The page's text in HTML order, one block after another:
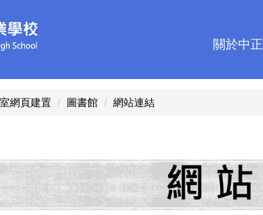
關於中正
網頁建置 圖書館 網站連結